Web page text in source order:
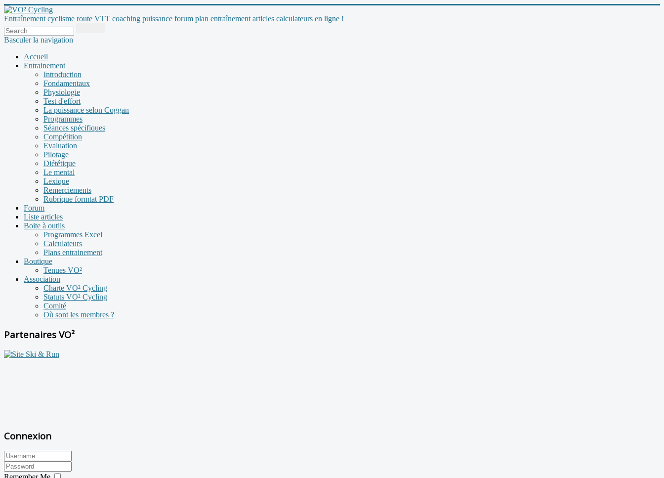
Entraînement cyclisme route VTT coaching puissance forum plan entraînement articles calculateurs en ligne !
Basculer la navigation
Accueil
Entrainement
Introduction
Fondamentaux
Physiologie
Test d'effort
La puissance selon Coggan
Programmes
Séances spécifiques
Compétition
Evaluation
Pilotage
Diététique
Le mental
Lexique
Remerciements
Rubrique formtat PDF
Forum
Liste articles
Boite à outils
Programmes Excel
Calculateurs
Plans entrainement
Boutique
Tenues VO²
Association
Charte VO² Cycling
Statuts VO² Cycling
Comité
Où sont les membres ?
Partenaires VO²
Connexion